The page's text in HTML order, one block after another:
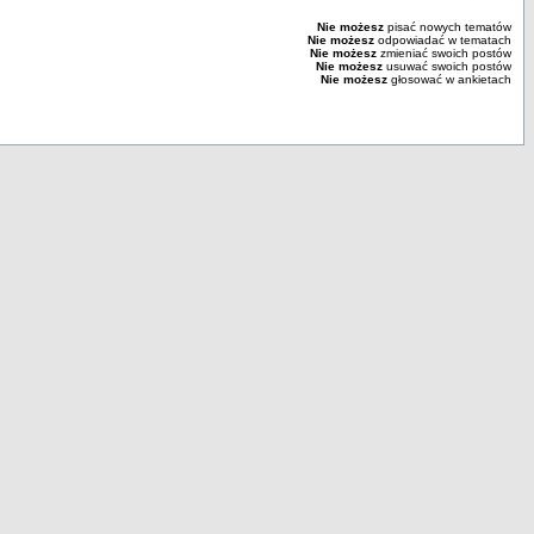
Nie możesz pisać nowych tematów
Nie możesz odpowiadać w tematach
Nie możesz zmieniać swoich postów
Nie możesz usuwać swoich postów
Nie możesz głosować w ankietach